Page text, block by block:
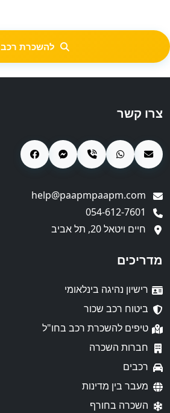
להשכרת רכב
צרו קשר
חיים ויטאל 20, תל אביב
מדריכים
רישיון נהיגה בינלאומי
ביטוח רכב שכור
טיפים להשכרת רכב בחו"ל
חברות השכרה
רכבים
מעבר בין מדינות
השכרה בחורף